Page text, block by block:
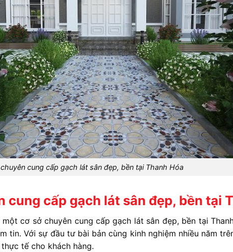
chuyên cung cấp gạch lát sân đẹp, bền tại Thanh Hóa
cung cấp gạch lát sân đẹp, bền tại
cơ sở chuyên cung cấp gạch lát sân đẹp, bền tại
tin. Với sự đầu tư bài bản cùng kinh nghiệm nhiều năm
tế cho khách hàng.